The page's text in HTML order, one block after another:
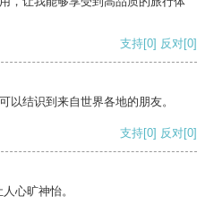
支持[0] 反对[0]
以结识到来自世界各地的朋友。
支持[0] 反对[0]
心旷神怡。